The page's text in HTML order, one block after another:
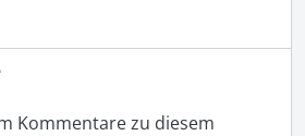
Kommentare zu diesem